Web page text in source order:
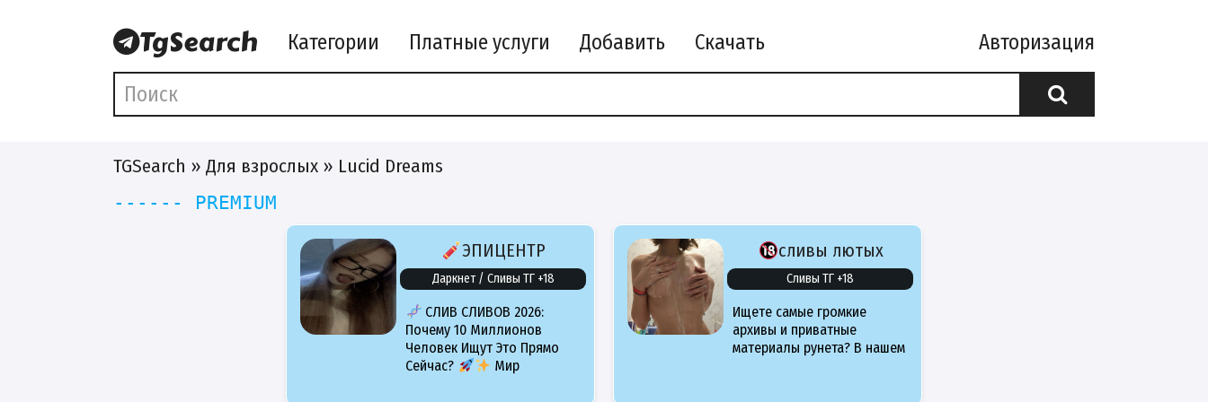
Категории Платные услуги Добавить Скачать Авторизация
TGSearch » Для взрослых » Lucid Dreams
------ PREMIUM
ЭПИЦЕНТР
Даркнет / Сливы ТГ +18
СЛИВ СЛИВОВ 2026:
Почему 10 Миллионов
Человек Ищут Это Прямо
Сейчас?
Мир
сливы лютых
Сливы ТГ +18
Ищете самые громкие
архивы и приватные
материалы рунета? В нашем